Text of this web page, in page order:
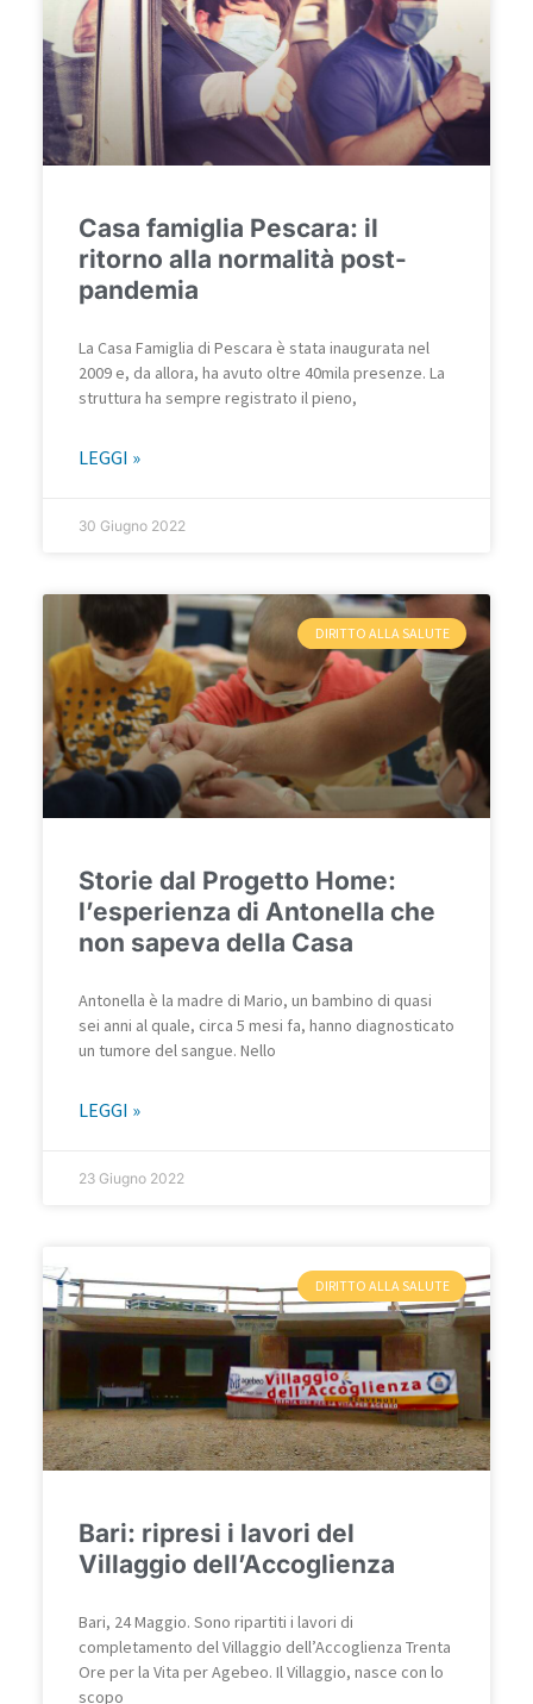
Casa famiglia Pescara: il
ritorno alla normalità post-
pandemia
La Casa Famiglia di Pescara è stata inaugurata nel
2009 e, da allora, ha avuto oltre 40mila presenze. La
struttura ha sempre registrato il pieno,
LEGGI »
30 Giugno 2022
DIRITTO ALLA SALUTE
Storie dal Progetto Home:
l’esperienza di Antonella che
non sapeva della Casa
Antonella è la madre di Mario, un bambino di quasi
sei anni al quale, circa 5 mesi fa, hanno diagnosticato
un tumore del sangue. Nello
LEGGI »
23 Giugno 2022
DIRITTO ALLA SALUTE
Bari: ripresi i lavori del
Villaggio dell’Accoglienza
Bari, 24 Maggio. Sono ripartiti i lavori di
completamento del Villaggio dell’Accoglienza Trenta
Ore per la Vita per Agebeo. Il Villaggio, nasce con lo
scopo